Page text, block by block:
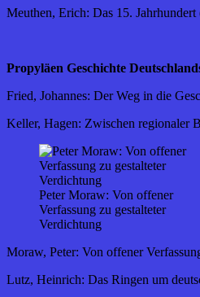
Meuthen, Erich: Das 15.
Propyläen Geschichte
Fried, Johannes: Der Weg in die
Keller, Hagen: Zwischen regionaler
Peter Moraw: Von offener
Verfassung zu gestalteter
Verdichtung
Moraw, Peter: Von offener
Lutz, Heinrich: Das Ringen um